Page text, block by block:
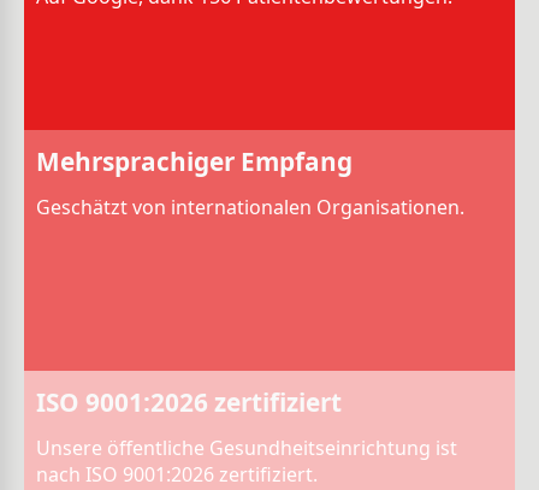
Mehrsprachiger Empfang
Geschätzt von internationalen Organisationen.
ISO 9001:2026 zertifiziert
Unsere öffentliche Gesundheitseinrichtung ist
nach ISO 9001:2026 zertifiziert.